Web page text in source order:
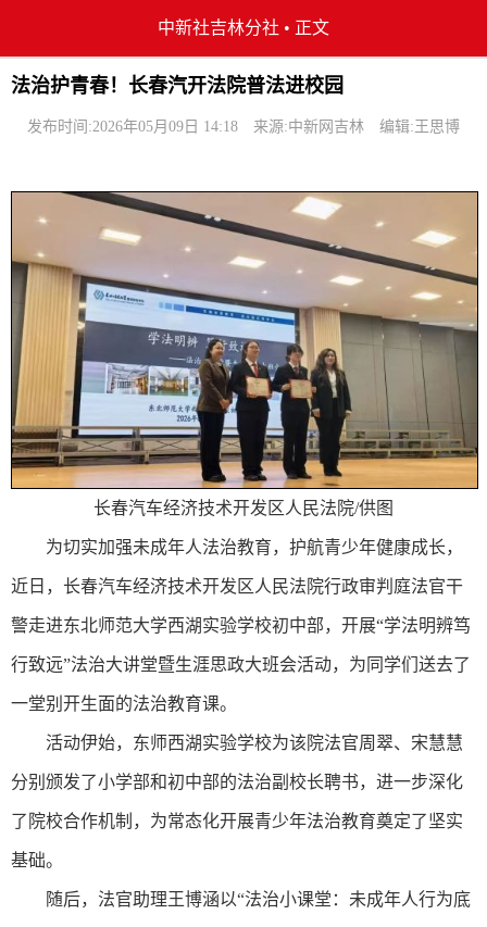
中新社吉林分社 • 正文
法治护青春！长春汽开法院普法进校园
发布时间:2026年05月09日 14:18 来源:中新网吉林 编辑:王思博
长春汽车经济技术开发区人民法院/供图
为切实加强未成年人法治教育，护航青少年健康成长，
近日，长春汽车经济技术开发区人民法院行政审判庭法官干
警走进东北师范大学西湖实验学校初中部，开展“学法明辨笃
行致远”法治大讲堂暨生涯思政大班会活动，为同学们送去了
一堂别开生面的法治教育课。
活动伊始，东师西湖实验学校为该院法官周翠、宋慧慧
分别颁发了小学部和初中部的法治副校长聘书，进一步深化
了院校合作机制，为常态化开展青少年法治教育奠定了坚实
基础。
随后，法官助理王博涵以“法治小课堂：未成年人行为底